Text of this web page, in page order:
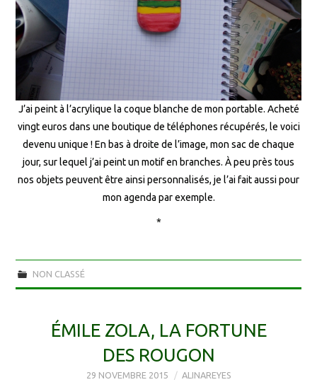
J’ai peint à l’acrylique la coque blanche de mon portable. Acheté
vingt euros dans une boutique de téléphones récupérés, le voici
devenu unique ! En bas à droite de l’image, mon sac de chaque
jour, sur lequel j’ai peint un motif en branches. À peu près tous
nos objets peuvent être ainsi personnalisés, je l’ai fait aussi pour
mon agenda par exemple.
*
NON CLASSÉ
ÉMILE ZOLA, LA FORTUNE
DES ROUGON
29 NOVEMBRE 2015 ALINAREYES